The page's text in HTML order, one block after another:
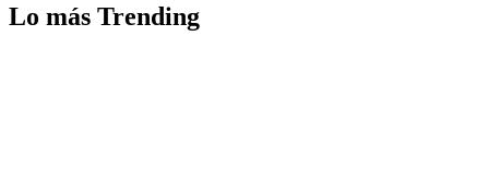
Lo más Trending